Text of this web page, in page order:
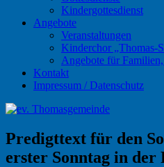
Kindergottesdienst
Angebote
Veranstaltungen
Kinderchor „Thomas-
Angebote für
Kontakt
Impressum / Datenschutz
Predigttext für den
erster Sonntag in der